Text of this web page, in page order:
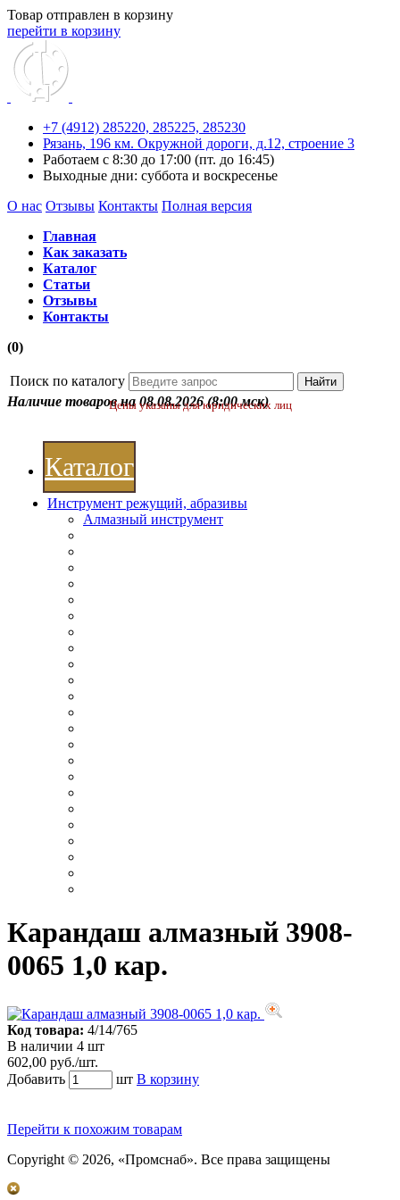
Товар отправлен в корзину
перейти в корзину
+7 (4912) 285220, 285225, 285230
Рязань, 196 км. Окружной дороги, д.12, строение 3
Работаем с 8:30 до 17:00 (пт. до 16:45)
Выходные дни: суббота и воскресенье
О нас Отзывы Контакты Полная версия
Главная
Как заказать
Каталог
Статьи
Отзывы
Контакты
(0)
Поиск по каталогу
Наличие товаров на 08.08.2026 (8:00 мск)
Цены указаны для юридических лиц
Каталог
Инструмент режущий, абразивы
Алмазный инструмент
Карандаш алмазный 3908-
0065 1,0 кар.
Код товара: 4/14/765
В наличии 4 шт
602,00 руб./шт.
Добавить
шт В корзину
Перейти к похожим товарам
Copyright © 2026, «Промснаб». Все права защищены